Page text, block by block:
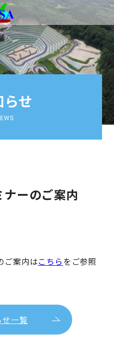
らせ
ーのご案内
ご案内はこちらをご参照
せ一覧